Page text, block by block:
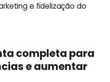
e fidelização do
completa para
e aumentar